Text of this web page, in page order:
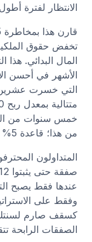
الانتظار لفترة
الأشهر في أحسن
التي خسرت
من هذا؛ قاعدة 5% لا.
كسقف صارم لسنتك
الصفقات الرابحة